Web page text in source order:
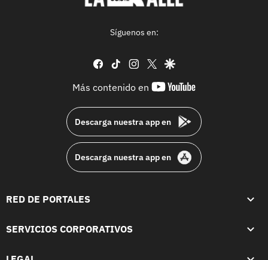
Síguenos en:
facebook
tiktok instagram
twittergoogle
Más contenido en
youtube-
Descarga nuestra app en
Descarga nuestra app en
RED DE PORTALES
SERVICIOS CORPORATIVOS